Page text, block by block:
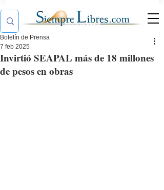
Invirtió SEAPAL más de 18 millones
de pesos en obras
Boletín de Prensa
7 feb 2025